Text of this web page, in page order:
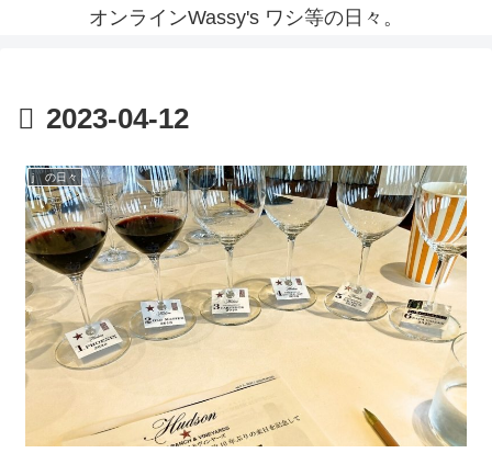
オンラインWassy's ワシ等の日々。
2023-04-12
j の日々